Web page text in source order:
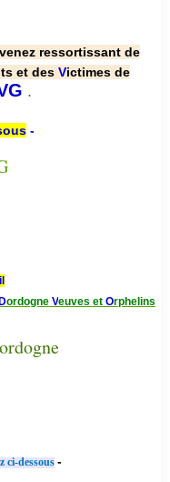
ressortissant de
et des Victimes de
.
-
Dordogne Veuves et Orphelins
ci-dessous -